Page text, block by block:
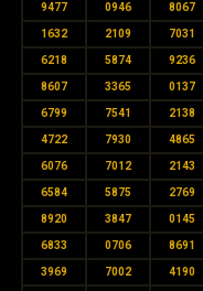
9477 0946 8067
1632 2109 7031
6218 5874 9236
8607 3365 0137
6799 7541 2138
4722 7930 4865
6076 7012 2143
6584 5875 2769
8920 3847 0145
6833 0706 8691
3969 7002 4190